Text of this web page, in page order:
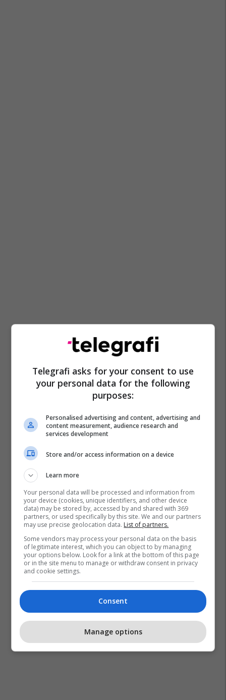
Bora Zemani
Telegrafi asks for your consent to use
your personal data for the following
purposes:
Personalised advertising and content, advertising and
content measurement, audience research and
services development
Store and/or access information on a device
Learn more
Your personal data will be processed and information from
your device (cookies, unique identifiers, and other device
data) may be stored by, accessed by and shared with 369
partners, or used specifically by this site. We and our partners
may use precise geolocation data. List of partners.
Some vendors may process your personal data on the basis
of legitimate interest, which you can object to by managing
your options below. Look for a link at the bottom of this page
or in the site menu to manage or withdraw consent in privacy
and cookie settings.
Consent
Manage options